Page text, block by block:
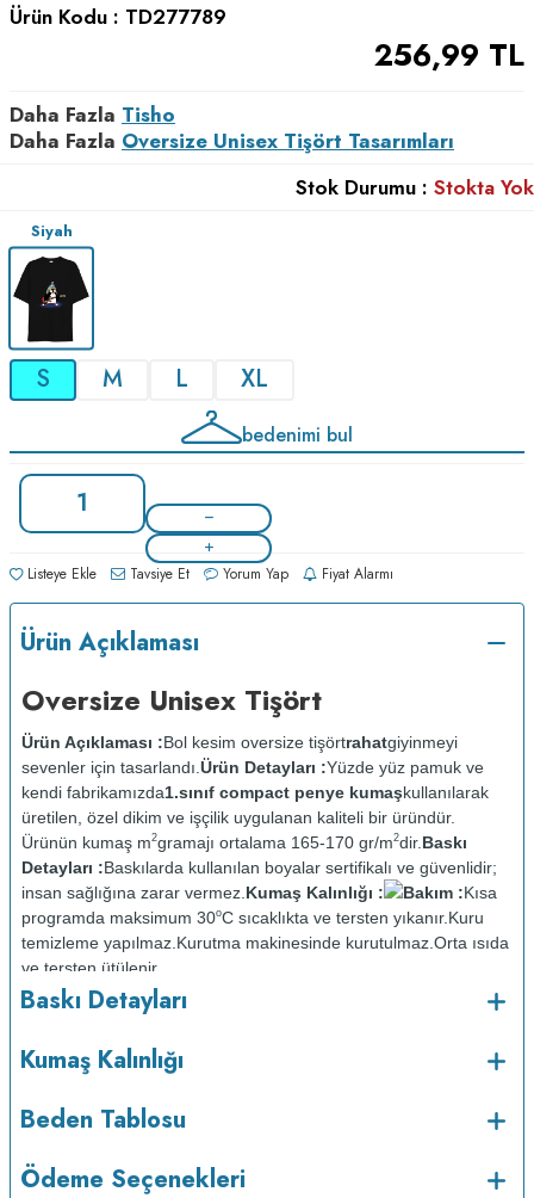
Ürün Kodu : TD277789
256,99 TL
Daha Fazla Tisho
Daha Fazla Oversize Unisex Tişört Tasarımları
Stok Durumu : Stokta Yok
Siyah
S M L XL
bedenimi bul
Listeye Ekle Tavsiye Et Yorum Yap Fiyat Alarmı
Ürün Açıklaması
Oversize Unisex Tişört
Ürün Açıklaması :Bol kesim oversize tişörtrahatgiyinmeyi
sevenler için tasarlandı. Ürün Detayları :Yüzde yüz pamuk ve
kendi fabrikamızda1.sınıf compact penye kumaşkullanılarak
üretilen, özel dikim ve işçilik uygulanan kaliteli bir üründür.
Ürünün kumaş m2gramajı ortalama 165-170 gr/m2dir. Baskı
Detayları :Baskılarda kullanılan boyalar sertifikalı ve güvenlidir;
insan sağlığına zarar vermez. Kumaş Kalınlığı : Bakım :Kısa
programda maksimum 30oC sıcaklıkta ve tersten yıkanır. Kuru
temizleme yapılmaz. Kurutma makinesinde kurutulmaz. Orta ısıda
ve tersten ütülenir.
Baskı Detayları
Kumaş Kalınlığı
Beden Tablosu
Ödeme Seçenekleri